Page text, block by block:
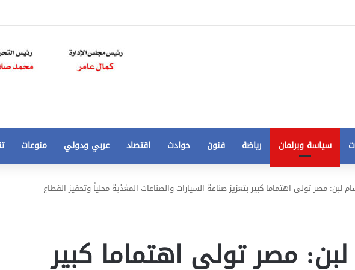
سياسة وبرلمان رياضة فنون حوادث اقتصاد عربي ودولي منوعات
لبن: مصر تولى اهتماما كبير بتعزيز صناعة السيارات والصناعات المغذية محلياً وتحفيز القطاع
مصر تولى اهتماما كبير
جديدة في أزمة مخالفات
تخفيض
50
21 أغسطس، 2020